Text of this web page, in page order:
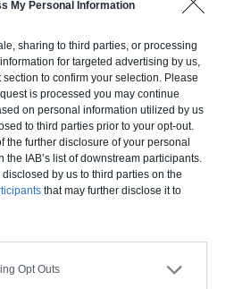
My Personal Information
sharing to third parties, or processing
for targeted advertising by us,
to confirm your selection. Please
is processed you may continue
on personal information utilized by us
to third parties prior to your opt-out.
the further disclosure of your personal
IAB’s list of downstream participants.
by us to third parties on the
that may further disclose it to
Opt Outs
SOIGNER EN AMONT
l’architecte peut vérifier, en
adaptés à votre besoin de départ
possibles à ce stade.
permettent de tout imaginer,
(volumes, surfaces, choix
agencements, ajouts des prises
le modifier facilement.